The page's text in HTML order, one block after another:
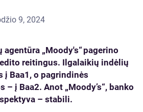
9, 2024
„Moody's“pagerino
reitingus. Ilgalaikių indė lių
į Baa1, o pagrindinės
– į Baa2. Anot „Moody’s“, banko
– stabili.